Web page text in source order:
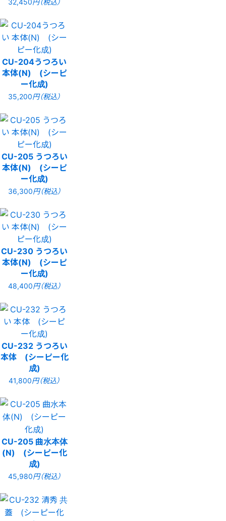
CU-204うつろい
本体(N) (シーピ
ー化成)
35,200円（税込）
CU-205 うつろい
本体(N) (シーピ
ー化成)
36,300円（税込）
CU-230 うつろい
本体(N) (シーピ
ー化成)
48,400円（税込）
CU-232 うつろい
本体 (シーピー化
成)
41,800円（税込）
CU-205 曲水本体
(N) (シーピー化
成)
45,980円（税込）